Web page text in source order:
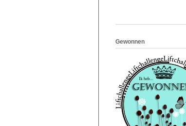
Gewonnen